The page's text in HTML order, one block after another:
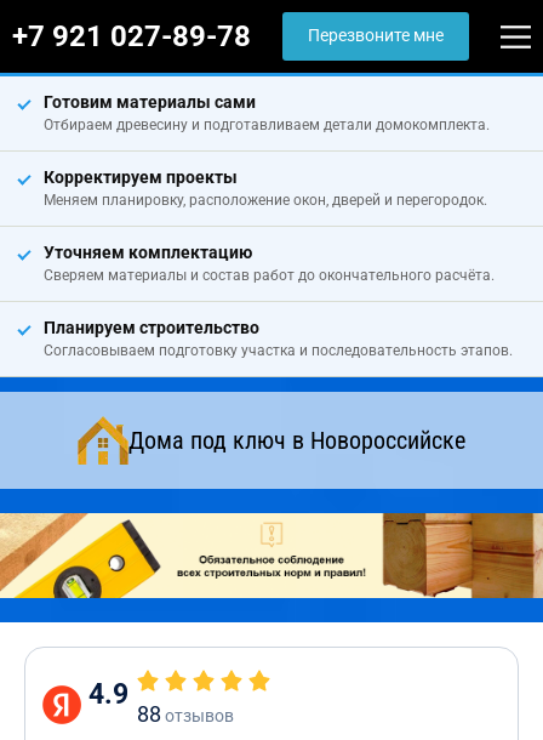
+7 921 027-89-78 Перезвоните мне
Готовим материалы сами
Отбираем древесину и подготавливаем детали домокомплекта.
Корректируем проекты
Меняем планировку, расположение окон, дверей и перегородок.
Уточняем комплектацию
Сверяем материалы и состав работ до окончательного расчёта.
Планируем строительство
Согласовываем подготовку участка и последовательность этапов.
Дома под ключ в Новороссийске
4.9
88 отзывов